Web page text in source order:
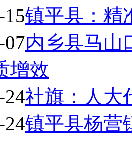
15镇平县：精
07内乡县马山
增效
24社旗：人大
24镇平县杨营